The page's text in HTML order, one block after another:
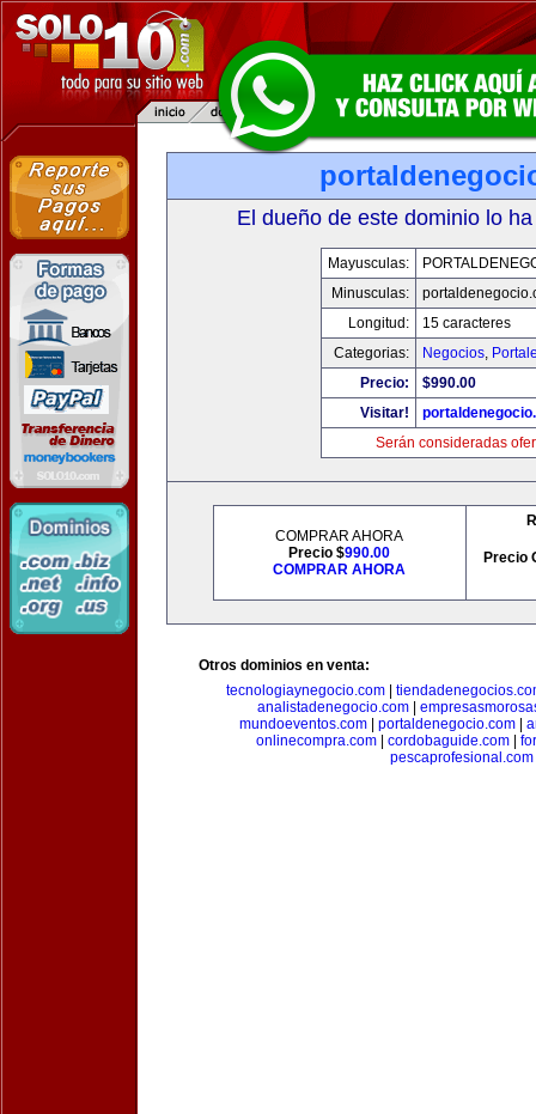
El dueño de este dominio lo
Mayusculas:
Minusculas:
Longitud:
15 caracteres
Categorias:
Negocios,
Precio:
$990.00
Visitar!
Serán consideradas
COMPRAR AHORA
Precio $990.00
COMPRAR AHORA
Precio
Otros dominios en venta:
tecnologiaynegocio.com
analistadenegocio.com
mundoeventos.com| portaldenegocio.com|
onlinecompra.com| cordobaguide.com|
pescaprofesional.com